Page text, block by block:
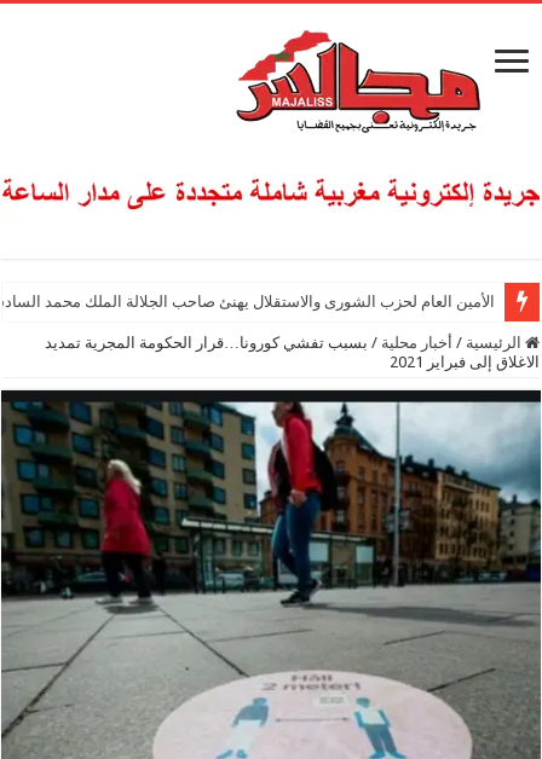
الأمين العام لحزب الشورى والاستقلال يهنئ صاحب الجلالة الملك محمد
الرئيسية / أخبار محلية / بسبب تفشي كورونا…قرار الحكومة المجرية تمديد
الاغلاق إلى فبراير 2021‎